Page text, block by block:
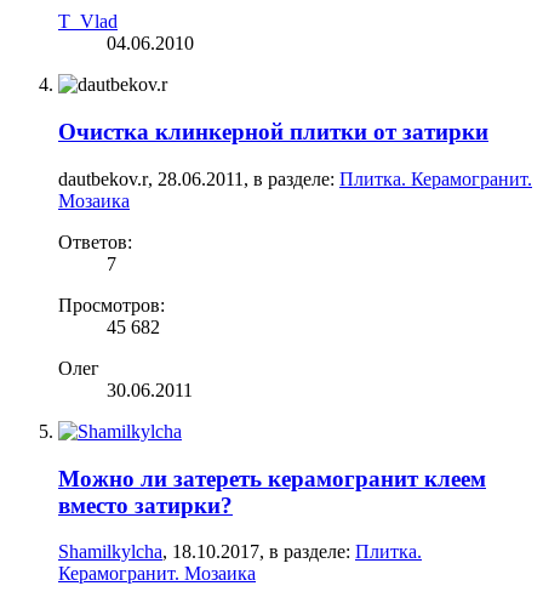
T_Vlad
04.06.2010
Очистка клинкерной плитки от затирки
dautbekov.r, 28.06.2011 , в разделе: Плитка. Керамогранит.
Мозаика
Ответов:
7
Просмотров:
45 682
Олег
30.06.2011
Можно ли затереть керамогранит клеем
вместо затирки?
Shamilkylcha, 18.10.2017, в разделе: Плитка.
Керамогранит. Мозаика